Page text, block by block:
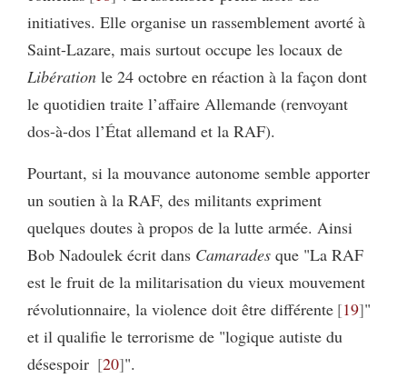
initiatives. Elle organise un rassemblement avorté à
Saint-Lazare, mais surtout occupe les locaux de
Libération le 24 octobre en réaction à la façon dont
le quotidien traite l’affaire Allemande (renvoyant
dos-à-dos l’État allemand et la RAF).
Pourtant, si la mouvance autonome semble apporter
un soutien à la RAF, des militants expriment
quelques doutes à propos de la lutte armée. Ainsi
Bob Nadoulek écrit dans Camarades que "La RAF
est le fruit de la militarisation du vieux mouvement
révolutionnaire, la violence doit être différente 19 "
et il qualifie le terrorisme de "logique autiste du
désespoir
20 ".